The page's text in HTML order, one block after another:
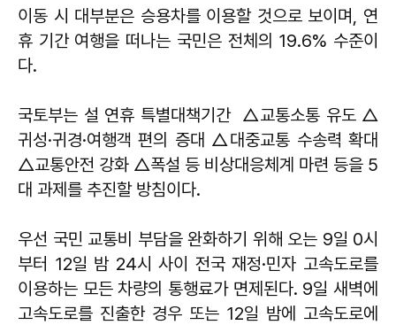
이동 시 대부분은 승용차를 이용할 것으로 보이며, 연
휴 기간 여행을 떠나는 국민은 전체의 19.6% 수준이
다.
국토부는 설 연휴 특별대책기간 △교통소통 유도 △
귀성·귀경·여행객 편의 증대 △대중교통 수송력 확대
△교통안전 강화 △폭설 등 비상대응체계 마련 등을 5
대 과제를 추진할 방침이다.
우선 국민 교통비 부담을 완화하기 위해 오는 9일 0시
부터 12일 밤 24시 사이 전국 재정·민자 고속도로를
이용하는 모든 차량의 통행료가 면제된다. 9일 새벽에
고속도로를 진출한 경우 또는 12일 밤에 고속도로에